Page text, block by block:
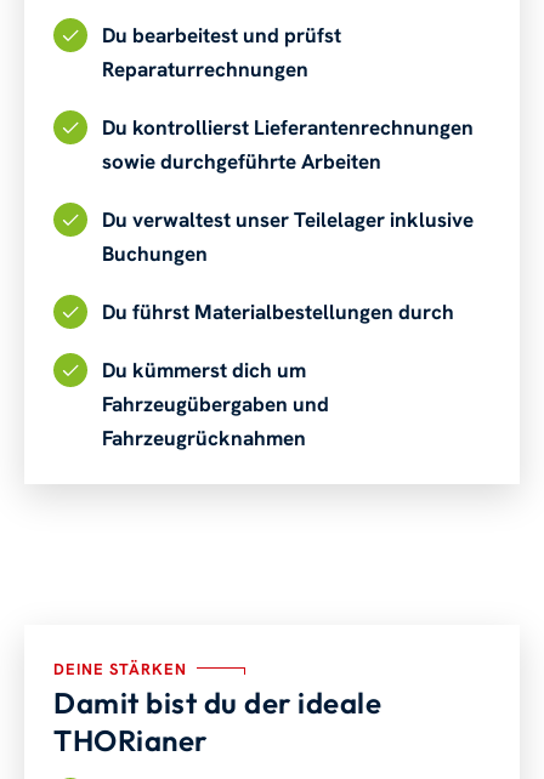
Du bearbeitest und prüfst
Reparaturrechnungen
Du kontrollierst Lieferantenrechnungen
sowie durchgeführte Arbeiten
Du verwaltest unser Teilelager inklusive
Buchungen
Du führst Materialbestellungen durch
Du kümmerst dich um
Fahrzeugübergaben und
Fahrzeugrücknahmen
DEINE STÄRKEN
Damit bist du der ideale
THORianer